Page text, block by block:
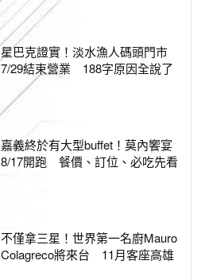
星巴克證實！淡水漁人碼頭門市
7/29結束營業 188字原因全說了
嘉義終於有大型buffet！莫內饗宴
8/17開跑 餐價、訂位、必吃先看
不僅拿三星！世界第一名廚Mauro
Colagreco將來台 11月客座高雄